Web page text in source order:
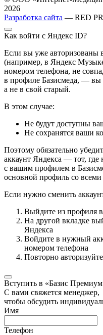
2026
Разработка сайта — RED
Как войти с Яндекс ID?
Если вы уже авторизованы
(например, в Яндекс
номером телефона, не
в профиле Базисмеда, — вы
а не в свой старый.
В этом случае:
Не будут доступны
Не сохранятся ваши
Поэтому обязательно
аккаунт Яндекса — тот, где
с вашим профилем в
основной профиль со
Если нужно сменить
Выйдите из профиля
На другой вкладке
Яндекса
Войдите в нужный
номером телефона
Повторно
Вступить в «Базис
С вами свяжется менеджер,
чтобы обсудить
Имя
Телефон